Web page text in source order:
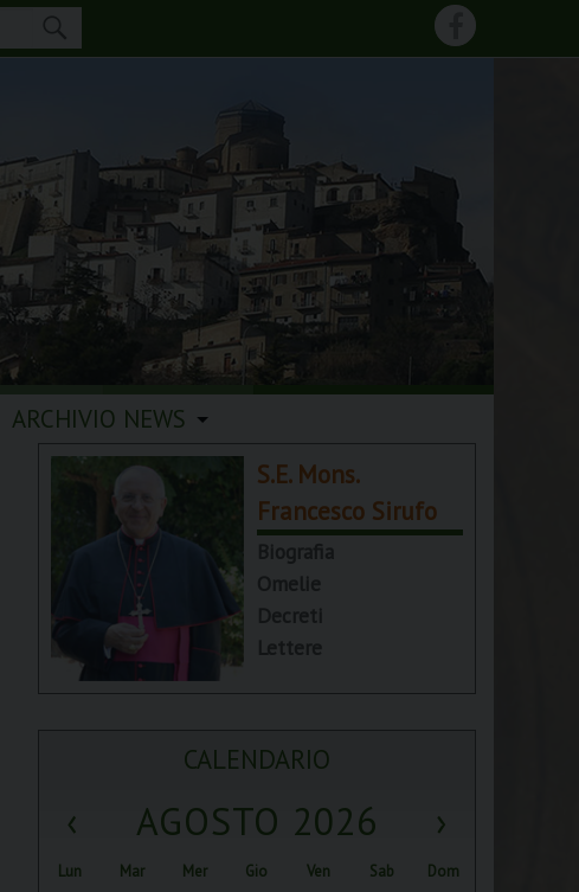
ARCHIVIO NEWS
S.E. Mons.
Francesco Sirufo
CALENDARIO
‹ AGOSTO 2026 ›
Lun Mar Mer Gio Ven Sab Dom